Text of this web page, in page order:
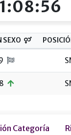
SEXO
Categoría